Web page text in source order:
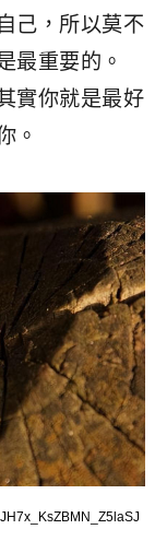
己，所以莫不
最重要的。
實你就是最好
。